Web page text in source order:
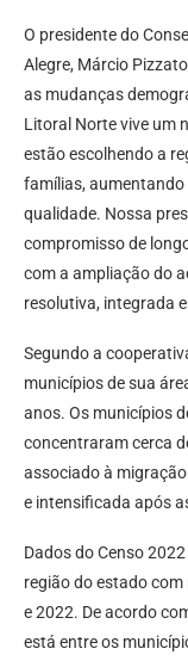
O presidente do
Alegre, Márcio
as mudanças
Litoral Norte vive um
estão escolhendo a
famílias, aumentando
qualidade. Nossa
compromisso de
com a ampliação do
resolutiva, integrada
Segundo a
municípios de sua
anos. Os municípios
concentraram cerca
associado à
e intensificada após
Dados do Censo
região do estado
e 2022. De acordo
está entre os